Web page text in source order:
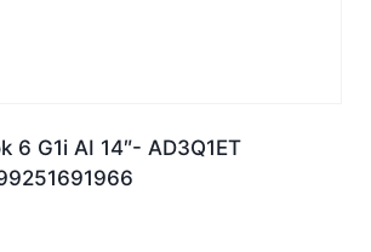
6 G1i AI 14″- AD3Q1ET